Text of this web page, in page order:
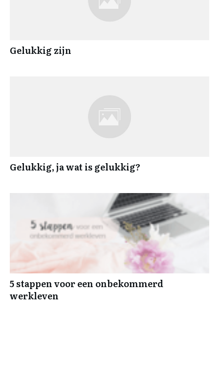
Gelukkig zijn
Gelukkig, ja wat is gelukkig?
5 stappen voor een onbekommerd
werkleven